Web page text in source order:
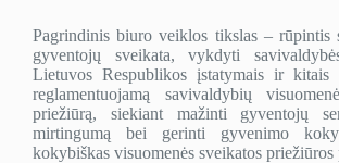
Pagrindinis biuro veiklos tikslas – rūpintis
gyventojų sveikata, vykdyti
Lietuvos Respublikos įstatymais ir kitais
reglamentuojamą savivaldybių
priežiūrą, siekiant mažinti gyventojų
mirtingumą bei gerinti gyvenimo
kokybiškas visuomenės sveikatos priežiūros